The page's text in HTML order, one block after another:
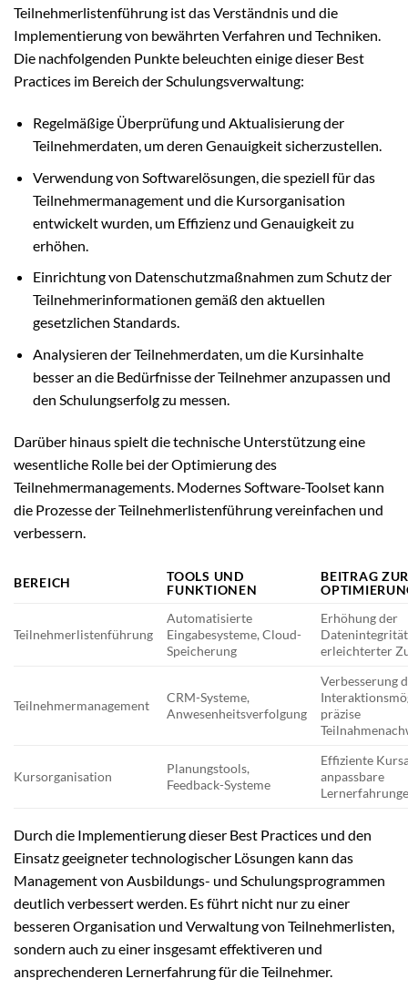
Teilnehmerlistenführung ist das Verständnis und die
Implementierung von bewährten Verfahren und Techniken.
Die nachfolgenden Punkte beleuchten einige dieser Best
Practices im Bereich der Schulungsverwaltung:
Regelmäßige Überprüfung und Aktualisierung der
Teilnehmerdaten, um deren Genauigkeit sicherzustellen.
Verwendung von Softwarelösungen, die speziell für das
Teilnehmermanagement und die Kursorganisation
entwickelt wurden, um Effizienz und Genauigkeit zu
erhöhen.
Einrichtung von Datenschutzmaßnahmen zum Schutz der
Teilnehmerinformationen gemäß den aktuellen
gesetzlichen Standards.
Analysieren der Teilnehmerdaten, um die Kursinhalte
besser an die Bedürfnisse der Teilnehmer anzupassen und
den Schulungserfolg zu messen.
Darüber hinaus spielt die technische Unterstützung eine
wesentliche Rolle bei der Optimierung des
Teilnehmermanagements. Modernes Software-Toolset kann
die Prozesse der Teilnehmerlistenführung vereinfachen und
verbessern.
BEREICH
TOOLS UND
FUNKTIONEN
BEITRAG
Teilnehmerlistenführung
Automatisierte
Eingabesysteme, Cloud-
Speicherung
Erhöhung der
erleichterter
Teilnehmermanagement
CRM-Systeme,
Anwesenheitsverfolgung
Verbesserung
präzise
Kursorganisation
Planungstools,
Feedback-Systeme
Effiziente
anpassbare
Durch die Implementierung dieser Best Practices und den
Einsatz geeigneter technologischer Lösungen kann das
Management von Ausbildungs- und Schulungsprogrammen
deutlich verbessert werden. Es führt nicht nur zu einer
besseren Organisation und Verwaltung von Teilnehmerlisten,
sondern auch zu einer insgesamt effektiveren und
ansprechenderen Lernerfahrung für die Teilnehmer.